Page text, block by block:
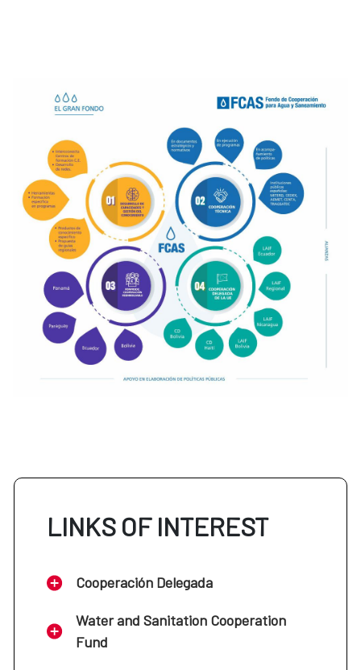
LINKS OF INTEREST
Cooperación Delegada
Water and Sanitation Cooperation
Fund